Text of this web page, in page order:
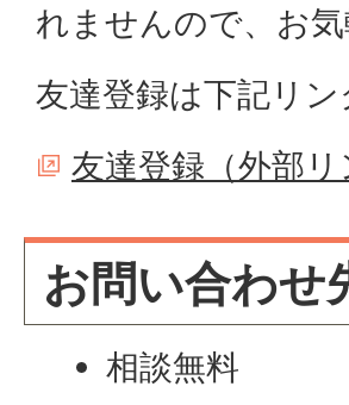
れませんので、お
友達登録は下記リ
友達登録（外部リ
お問い合わせ
相談無料